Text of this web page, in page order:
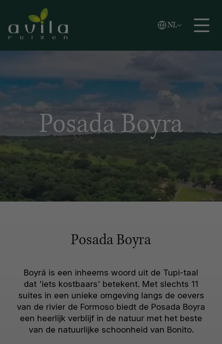
Zoeken
NL
Vlaams
English
Posada Boyra
Posada Boyra
Boyrá is een inheems woord uit de Tupi-taal
dat 'iets kostbaars' betekent. Met slechts 11
suites in een unieke omgeving langs de oevers
van de rivier de Formoso biedt de Posada Boyra
een heerlijk verblijf in de natuur met het beste
van de natuurlijke schoonheid van Bonito.